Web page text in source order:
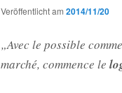
Veröffentlicht am 2014/11/20
„Avec le possible
marché, commence le